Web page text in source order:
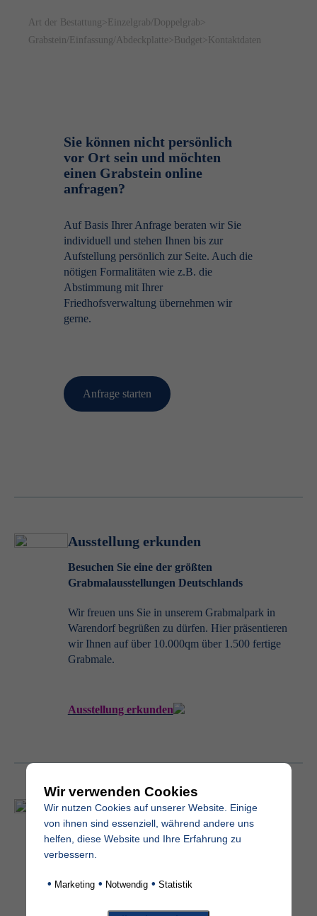
Art der Bestattung > Einzelgrab/Doppelgrab >
Grabstein/Einfassung/Abdeckplatte > Budget > Kontaktdaten
Sie können nicht persönlich
vor Ort sein und möchten
einen Grabstein online
anfragen?
Auf Basis Ihrer Anfrage beraten wir Sie
individuell und stehen Ihnen bis zur
Aufstellung persönlich zur Seite. Auch die
nötigen Formalitäten wie z.B. die
Abstimmung mit Ihrer
Friedhofsverwaltung übernehmen wir
gerne.
Anfrage starten
Ausstellung erkunden
Besuchen Sie eine der größten
Grabmalausstellungen Deutschlands
Wir freuen uns Sie in unserem Grabmalpark in
Warendorf begrüßen zu dürfen. Hier präsentieren
wir Ihnen auf über 10.000qm über 1.500 fertige
Grabmale.
Ausstellung erkunden
Grabmal Produkte
Sie möchten bereits vor einem Besuch einen
kleinen Eindruck unserer Grabmale erhalten?
Auf unserer Website finden Sie verschiedenste
Grabmale, Grabschmuck und Schriftmuster. Ein
Grabmal gefällt Ihnen direkt? Dann nutzen Sie
Wir verwenden Cookies
Wir nutzen Cookies auf unserer Website. Einige
von ihnen sind essenziell, während andere uns
helfen, diese Website und Ihre Erfahrung zu
verbessern.
• Marketing • Notwendig • Statistik